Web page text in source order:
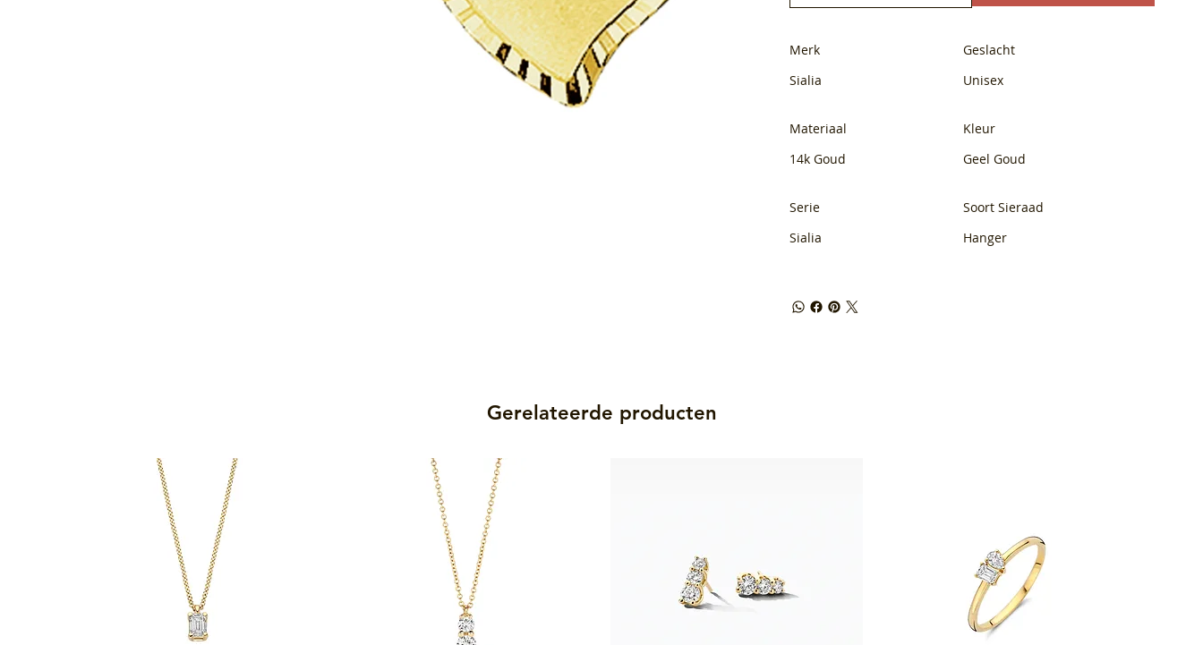
Merk
Sialia
Geslacht
Unisex
Materiaal
14k Goud
Kleur
Geel Goud
Serie
Sialia
Soort Sieraad
Hanger
Gerelateerde producten